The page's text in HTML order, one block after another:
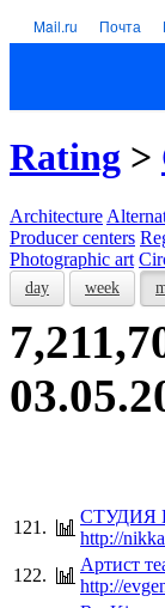
Mail.ru Почта
Rating >
Architecture
Producer centers
Photographic art
day week
121.
СТУДИЯ
http://
122.
Артист
http://